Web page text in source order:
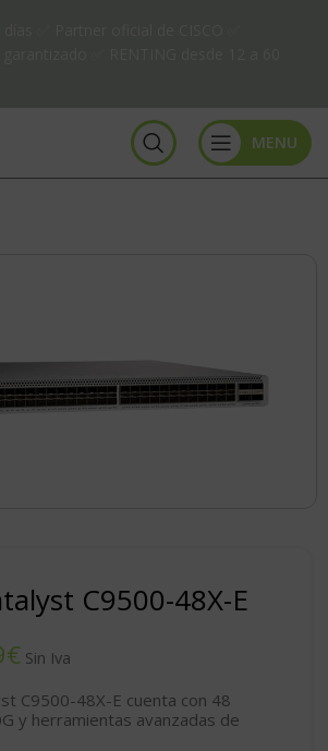
MENU
C9500-48X-E
€
C9500-48X-E cuenta con 48
y herramientas avanzadas de